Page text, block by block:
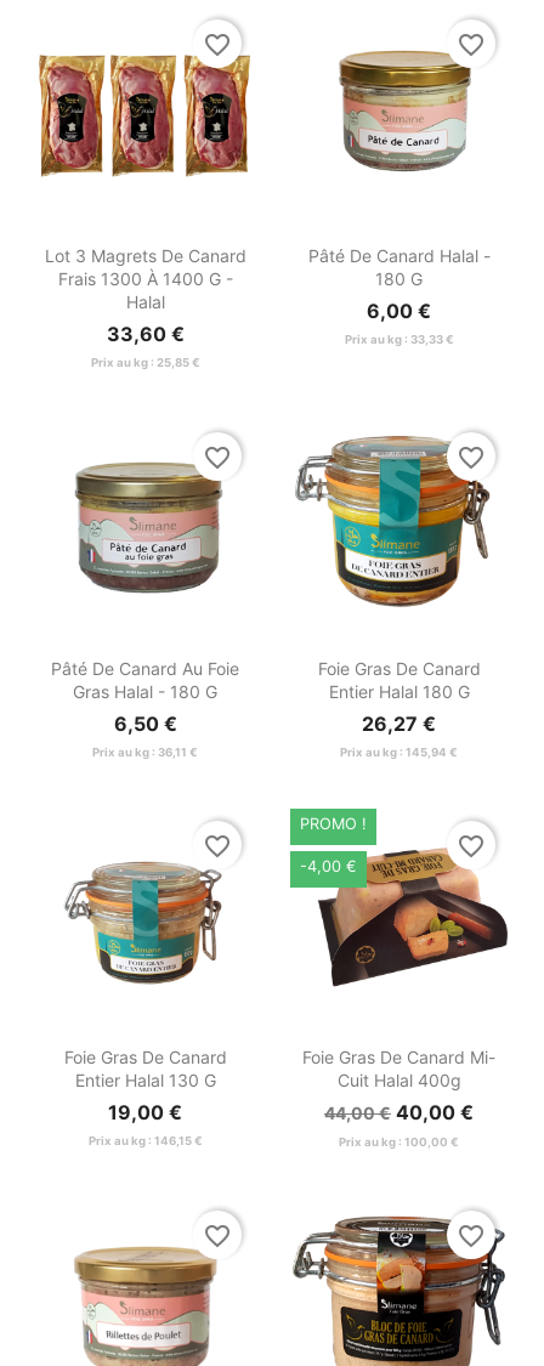
 Aperçu rapide
Lot 3 Magrets De Canard
Frais 1300 À 1400 G -
Halal
33,60 €
Prix au kg : 25,85 €
favorite_border
 Aperçu rapide
Pâté De Canard Halal -
180 G
6,00 €
Prix au kg : 33,33 €
favorite_border
 Aperçu rapide
Pâté De Canard Au Foie
Gras Halal - 180 G
6,50 €
Prix au kg : 36,11 €
favorite_border
Aperçu rapide
Foie Gras De Canard
Entier Halal 180 G
26,27 €
Prix au kg : 145,94 €
favorite_border
Aperçu rapide
Foie Gras De Canard
Entier Halal 130 G
19,00 €
Prix au kg : 146,15 €
favorite_border
Aperçu rapide
Foie Gras De Canard Mi-
Cuit Halal 400g
44,00 € 40,00 €
Prix au kg : 100,00 €
PROMO !
-4,00 €
favorite_border
favorite_border favorite_border